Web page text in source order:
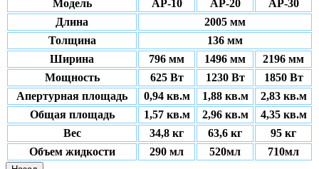
Модель АР-10 АР-20
АР-30
Длина
2005 мм
Толщина
136 мм
Ширина
796 мм 1496 мм
2196 мм
Мощность
625 Вт 1230 Вт
1850 Вт
Апертурная площадь
0,94 кв.м 1,88 кв.м
2,83 кв.м
Общая площадь
1,57 кв.м 2,96 кв.м
4,35 кв.м
Вес
34,8 кг 63,6 кг
95 кг
Объем жидкости
290 мл 520мл 710мл